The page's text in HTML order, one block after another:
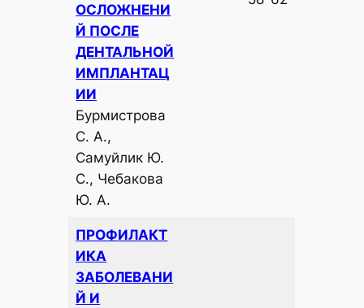
ОСЛОЖНЕНИ
Й ПОСЛЕ
ДЕНТАЛЬНОЙ
ИМПЛАНТАЦ
ИИ
Бурмистрова
С. А.,
Самуйлик Ю.
С., Чебакова
Ю. А.
ПРОФИЛАКТ
ИКА
ЗАБОЛЕВАНИ
Й И